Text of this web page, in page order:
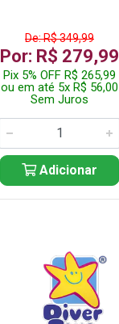
De: R$ 349,99
Por: R$ 279,99
Pix 5% OFF R$ 265,99
ou em até 5x R$ 56,00
Sem Juros
Adicionar